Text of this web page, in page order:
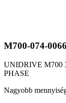
M700-074-
UNIDRIVE M700
PHASE
Nagyobb